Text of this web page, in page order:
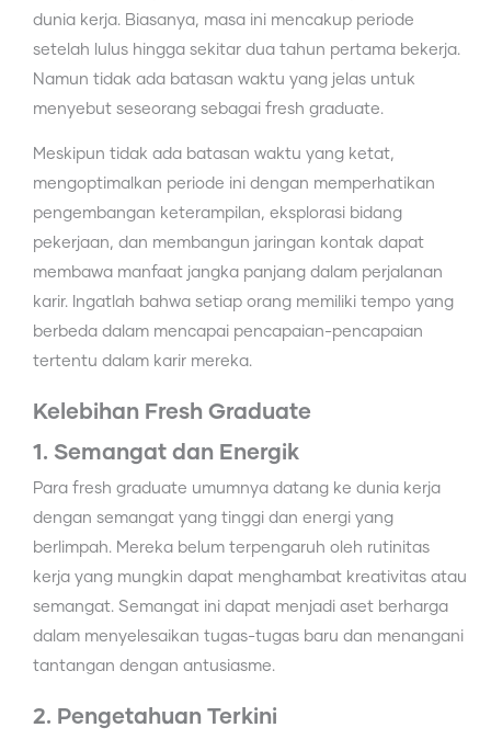
dunia kerja. Biasanya, masa ini mencakup periode
setelah lulus hingga sekitar dua tahun pertama bekerja.
Namun tidak ada batasan waktu yang jelas untuk
menyebut seseorang sebagai fresh graduate.
Meskipun tidak ada batasan waktu yang ketat,
mengoptimalkan periode ini dengan memperhatikan
pengembangan keterampilan, eksplorasi bidang
pekerjaan, dan membangun jaringan kontak dapat
membawa manfaat jangka panjang dalam perjalanan
karir. Ingatlah bahwa setiap orang memiliki tempo yang
berbeda dalam mencapai pencapaian-pencapaian
tertentu dalam karir mereka.
Kelebihan Fresh Graduate
1. Semangat dan Energik
Para fresh graduate umumnya datang ke dunia kerja
dengan semangat yang tinggi dan energi yang
berlimpah. Mereka belum terpengaruh oleh rutinitas
kerja yang mungkin dapat menghambat kreativitas atau
semangat. Semangat ini dapat menjadi aset berharga
dalam menyelesaikan tugas-tugas baru dan menangani
tantangan dengan antusiasme.
2. Pengetahuan Terkini